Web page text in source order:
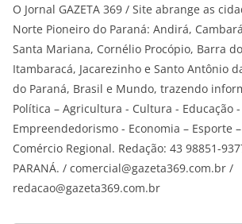
O Jornal GAZETA 369 / Site abrange as
Norte Pioneiro do Paraná: Andirá,
Santa Mariana, Cornélio Procópio, Barra
Itambaracá, Jacarezinho e Santo Antônio
do Paraná, Brasil e Mundo, trazendo
Política – Agricultura - Cultura - Educação -
Empreendedorismo - Economia – Esporte
Comércio Regional. Redação: 43 98851-
PARANÁ. / comercial@gazeta369.com.br /
redacao@gazeta369.com.br